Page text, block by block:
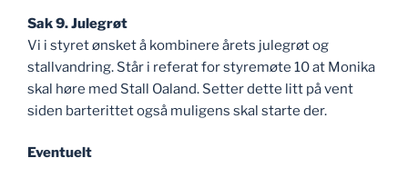
Sak 9. Julegrøt
Vi i styret ønsket å kombinere årets julegrøt og
stallvandring. Står i referat for styremøte 10 at Monika
skal høre med Stall Oaland. Setter dette litt på vent
siden barterittet også muligens skal starte der.
Eventuelt